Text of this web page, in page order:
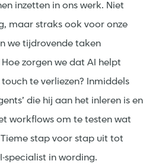
inzetten in ons werk. Niet
maar straks ook voor onze
we tijdrovende taken
zorgen we dat AI helpt
te verliezen? Inmiddels
die hij aan het inleren is en
workflows om te testen wat
stap voor stap uit tot
specialist in wording.